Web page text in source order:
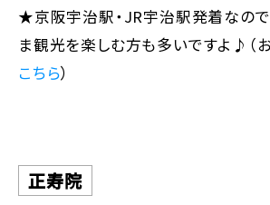
★京阪宇治駅・JR宇治駅発着なので
ま観光を楽しむ方も多いですよ♪（
こちら）
正寿院